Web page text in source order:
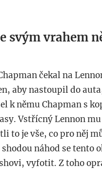
svým vrahem
čekal na
aby nastoupil do
k němu Chapman s
Vstřícný Lennon
to je vše, co pro něj
náhod se tento
vyfotit. Z toho